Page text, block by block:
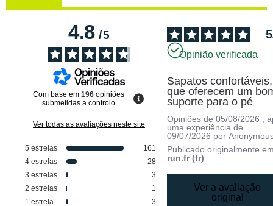
4.8/5
Com base em 196 opiniões
submetidas a controlo
Ver todas as avaliações neste site
5 estrelas
161
4 estrelas
28
3 estrelas
3
2 estrelas
1
1 estrela 3
5
Opinião verificada
Sapatos confortáveis,
que oferecem um
suporte para o pé
Opiniões de05/08/2026
,
uma experiência de
09/07/2026 por
Publicado originalmente
run.fr (fr)
Ver a avaliação
original